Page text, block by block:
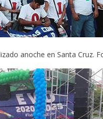
anoche en Santa Cruz.